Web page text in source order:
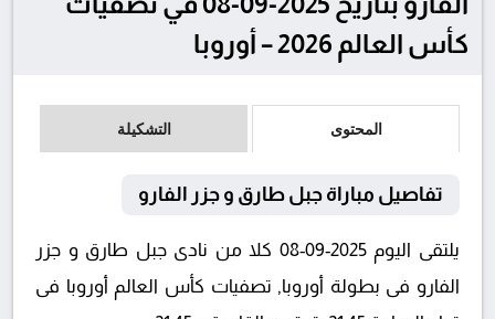
كأس العالم 2026 – أوروبا
المحتوى التشكيلة
تفاصيل مباراة جبل طارق و جزر الفارو
يلتقى اليوم 2025-09-08 كلا من نادى جبل طارق و جزر
الفارو فى بطولة أوروبا, تصفيات كأس العالم أوروبا فى